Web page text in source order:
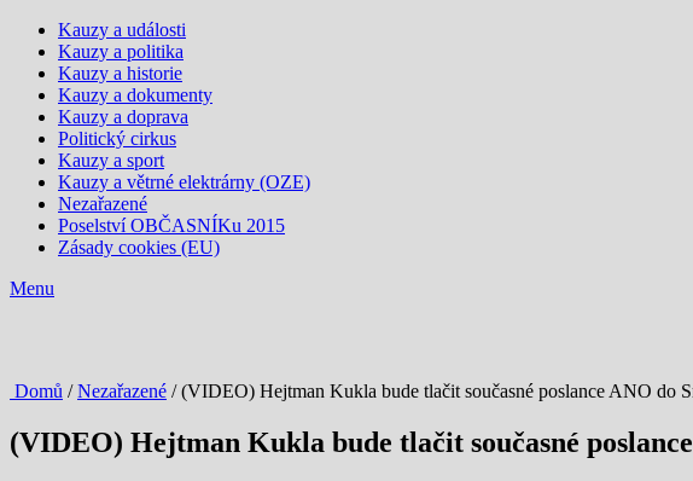
Kauzy a události
Kauzy a politika
Kauzy a historie
Kauzy a dokumenty
Kauzy a doprava
Politický cirkus
Kauzy a sport
Kauzy a větrné elektrárny (OZE)
Nezařazené
Poselství OBČASNÍKu 2015
Zásady cookies (EU)
Menu
Domů /Nezařazené / (VIDEO) Hejtman Kukla bude tlačit současné poslance ANO do
(VIDEO) Hejtman Kukla bude tlačit současné